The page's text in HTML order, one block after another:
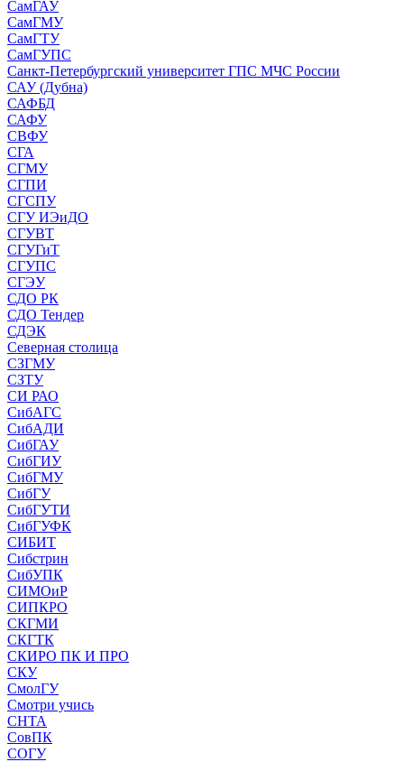
СамГАУ
СамГМУ
СамГТУ
СамГУПС
Санкт-Петербургский университет ГПС МЧС России
САУ (Дубна)
САФБД
САФУ
СВФУ
СГА
СГМУ
СГПИ
СГСПУ
СГУ ИЭиДО
СГУВТ
СГУГиТ
СГУПС
СГЭУ
СДО РК
СДО Тендер
СДЭК
Северная столица
СЗГМУ
СЗТУ
СИ РАО
СибАГС
СибАДИ
СибГАУ
СибГИУ
СибГМУ
СибГУ
СибГУТИ
СибГУФК
СИБИТ
Сибстрин
СибУПК
СИМОиР
СИПКРО
СКГМИ
СКГТК
СКИРО ПК И ПРО
СКУ
СмолГУ
Смотри учись
СНТА
СовПК
СОГУ